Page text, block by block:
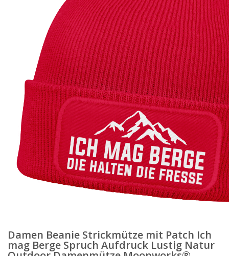
Damen Beanie Strickmütze mit Patch Ich
mag Berge Spruch Aufdruck Lustig Natur